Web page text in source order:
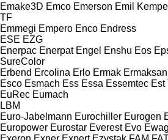
Emake3D Emco Emerson Emil
TF
Emmegi Empero Enco Endress
ESE EZG
Enerpac Enerpat Engel Enshu Eos
SureColor
Erbend Ercolina Erlo Ermak Ermaksan
Esco Esmach Ess Essa Essemtec Est
EuRec Eumach
LBM
Euro-Jabelmann Eurochiller Eurogen
Europower Eurostar Everest Evo Ewag